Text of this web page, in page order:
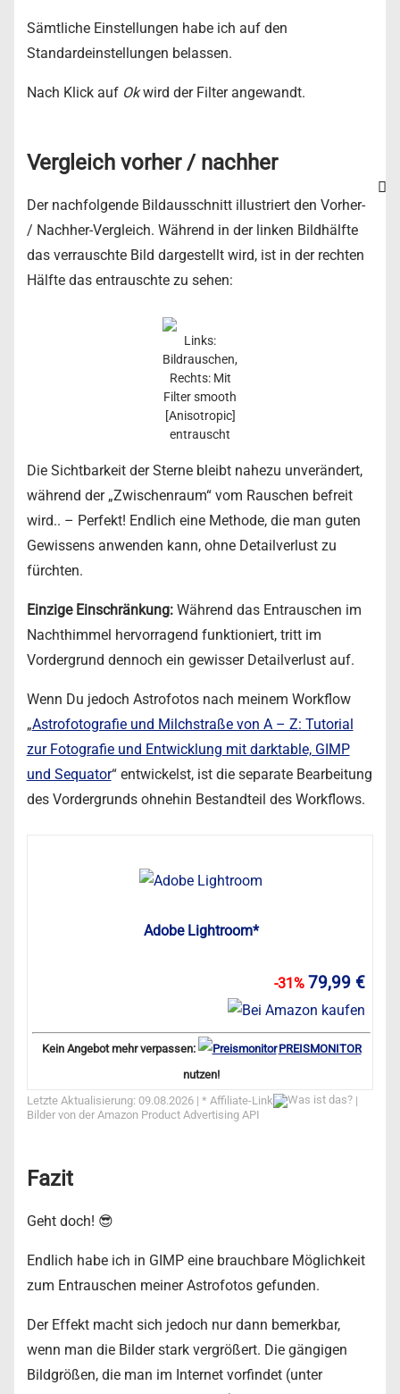
Sämtliche Einstellungen habe ich auf den
Standardeinstellungen belassen.
Nach Klick auf Okwird der Filter angewandt.
Vergleich vorher / nachher
Der nachfolgende Bildausschnitt illustriert den Vorher-
/ Nachher-Vergleich. Während in der linken Bildhälfte
das verrauschte Bild dargestellt wird, ist in der rechten
Hälfte das entrauschte zu sehen:
Links:
Bildrauschen,
Rechts: Mit
Filter smooth
[Anisotropic]
entrauscht
Die Sichtbarkeit der Sterne bleibt nahezu unverändert,
während der „Zwischenraum“ vom Rauschen befreit
wird.. – Perfekt! Endlich eine Methode, die man guten
Gewissens anwenden kann, ohne Detailverlust zu
fürchten.
Einzige Einschränkung:Während das Entrauschen im
Nachthimmel hervorragend funktioniert, tritt im
Vordergrund dennoch ein gewisser Detailverlust auf.
Wenn Du jedoch Astrofotos nach meinem Workflow
„Astrofotografie und Milchstraße von A – Z: Tutorial
zur Fotografie und Entwicklung mit darktable, GIMP
und Sequator“ entwickelst, ist die separate Bearbeitung
des Vordergrunds ohnehin Bestandteil des Workflows.
Adobe Lightroom*
-31% 79,99 €
Kein Angebot mehr verpassen:
PREISMONITOR
nutzen!
Letzte Aktualisierung: 09.08.2026 | * Affiliate-Link
|
Bilder von der Amazon Product Advertising API
Fazit
Geht doch! 😎
Endlich habe ich in GIMP eine brauchbare Möglichkeit
zum Entrauschen meiner Astrofotos gefunden.
Der Effekt macht sich jedoch nur dann bemerkbar,
wenn man die Bilder stark vergrößert. Die gängigen
Bildgrößen, die man im Internet vorfindet (unter